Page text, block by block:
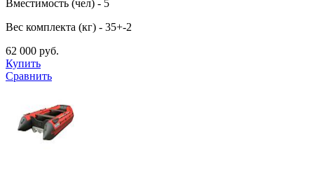
Вместимость (чел) - 5
Вес комплекта (кг) - 35+-2
62 000 руб.
Купить
Сравнить